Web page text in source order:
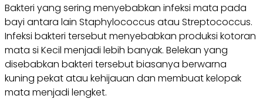
Bakteri yang sering menyebabkan infeksi mata pada
bayi antara lain Staphylococcus atau Streptococcus.
Infeksi bakteri tersebut menyebabkan produksi kotoran
mata si Kecil menjadi lebih banyak. Belekan yang
disebabkan bakteri tersebut biasanya berwarna
kuning pekat atau kehijauan dan membuat kelopak
mata menjadi lengket.